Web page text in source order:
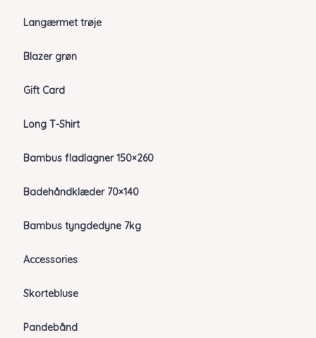
Langærmet trøje
Blazer grøn
Gift Card
Long T-Shirt
Bambus fladlagner 150×260
Badehåndklæder 70×140
Bambus tyngdedyne 7kg
Accessories
Skortebluse
Pandebånd